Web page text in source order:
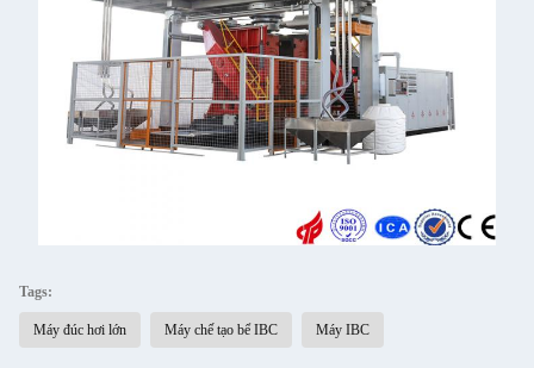
Tags:
Máy đúc hơi lớn Máy chế tạo bể IBC Máy IBC